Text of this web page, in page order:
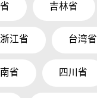
吉林省
浙江省 台湾省
省 四川省